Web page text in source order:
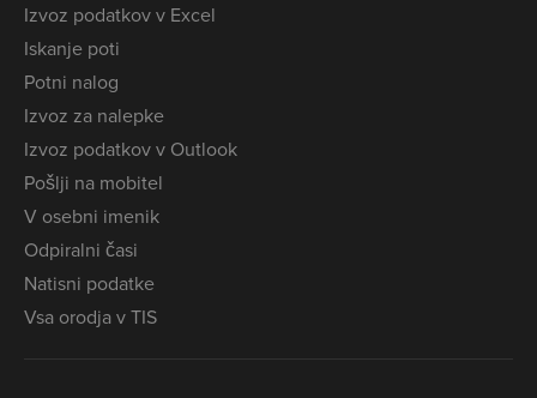
Izvoz podatkov v Excel
Iskanje poti
Potni nalog
Izvoz za nalepke
Izvoz podatkov v Outlook
Pošlji na mobitel
V osebni imenik
Odpiralni časi
Natisni podatke
Vsa orodja v TIS